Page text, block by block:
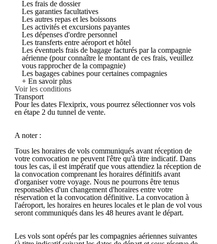
Les frais de dossier
Les garanties facultatives
Les autres repas et les boissons
Les activités et excursions payantes
Les dépenses d'ordre personnel
Les transferts entre aéroport et hôtel
Les éventuels frais de bagage facturés par la compagnie
aérienne (pour connaître le montant de ces frais, veuillez
vous rapprocher de la compagnie)
Les bagages cabines pour certaines compagnies
+ En savoir plus
Voir les conditions
Transport
Pour les dates Flexiprix, vous pourrez sélectionner vos vols
en étape 2 du tunnel de vente.
A noter :
Tous les horaires de vols communiqués avant réception de
votre convocation ne peuvent l'être qu'à titre indicatif. Dans
tous les cas, il est impératif que vous attendiez la réception de
la convocation comprenant les horaires définitifs avant
d'organiser votre voyage. Nous ne pourrons être tenus
responsables d'un changement d'horaires entre votre
réservation et la convocation définitive. La convocation à
l'aéroport, les horaires en heures locales et le plan de vol vous
seront communiqués dans les 48 heures avant le départ.
Les vols sont opérés par les compagnies aériennes suivantes